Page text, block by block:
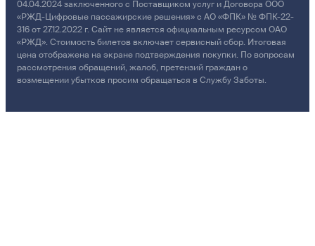
04.04.2024 заключенного с Поставщиком услуг и Договора ООО
«РЖД-Цифровые пассажирские решения» с АО «ФПК» № ФПК-22-
316 от 27.12.2022 г. Сайт не является официальным ресурсом ОАО
«РЖД». Стоимость билетов включает сервисный сбор. Итоговая
цена отображена на экране подтверждения покупки. По вопросам
рассмотрения обращений, жалоб, претензий граждан о
возмещении убытков просим обращаться в Службу Заботы.